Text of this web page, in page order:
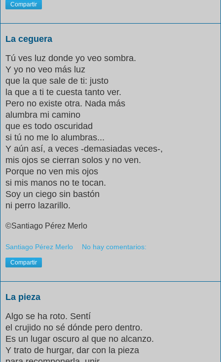
Compartir
La ceguera
Tú ves luz donde yo veo sombra.
Y yo no veo más luz
que la que sale de ti: justo
la que a ti te cuesta tanto ver.
Pero no existe otra. Nada más
alumbra mi camino
que es todo oscuridad
si tú no me lo alumbras...
Y aún así, a veces -demasiadas veces-,
mis ojos se cierran solos y no ven.
Porque no ven mis ojos
si mis manos no te tocan.
Soy un ciego sin bastón
ni perro lazarillo.
©Santiago Pérez Merlo
Santiago Pérez Merlo No hay comentarios:
Compartir
La pieza
Algo se ha roto. Sentí
el crujido no sé dónde pero dentro.
Es un lugar oscuro al que no alcanzo.
Y trato de hurgar, dar con la pieza